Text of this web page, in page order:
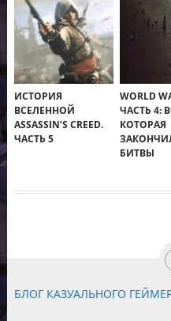
ИСТОРИЯ
ВСЕЛЕННОЙ
ASSASSIN’S CREED.
ЧАСТЬ 5
WORLD
ЧАСТЬ 4:
КОТОРАЯ
БИТВЫ
БЛОГ КАЗУАЛЬНОГО